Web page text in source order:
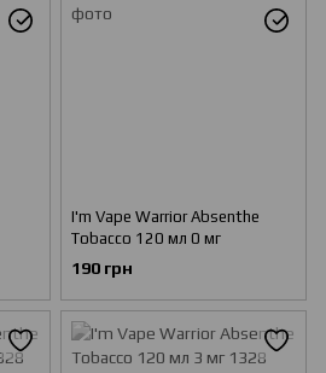
I'm Vape Warrior Absenthe
Tobacco 120 мл 0 мг
190 грн